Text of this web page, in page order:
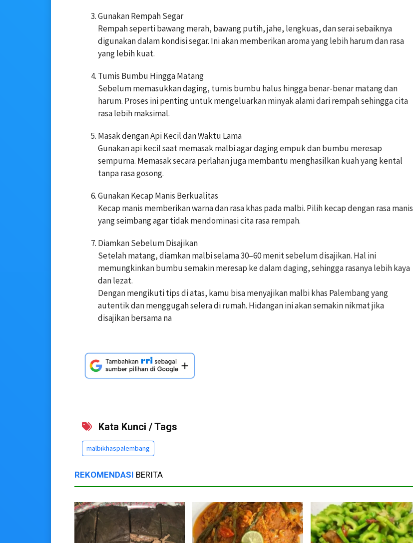
Gunakan Rempah Segar
Rempah seperti bawang merah, bawang putih, jahe, lengkuas, dan serai sebaiknya
digunakan dalam kondisi segar. Ini akan memberikan aroma yang lebih harum dan rasa
yang lebih kuat.
Tumis Bumbu Hingga Matang
Sebelum memasukkan daging, tumis bumbu halus hingga benar-benar matang dan
harum. Proses ini penting untuk mengeluarkan minyak alami dari rempah sehingga cita
rasa lebih maksimal.
Masak dengan Api Kecil dan Waktu Lama
Gunakan api kecil saat memasak malbi agar daging empuk dan bumbu meresap
sempurna. Memasak secara perlahan juga membantu menghasilkan kuah yang kental
tanpa rasa gosong.
Gunakan Kecap Manis Berkualitas
Kecap manis memberikan warna dan rasa khas pada malbi. Pilih kecap dengan rasa manis
yang seimbang agar tidak mendominasi cita rasa rempah.
Diamkan Sebelum Disajikan
Setelah matang, diamkan malbi selama 30–60 menit sebelum disajikan. Hal ini
memungkinkan bumbu semakin meresap ke dalam daging, sehingga rasanya lebih kaya
dan lezat.
Dengan mengikuti tips di atas, kamu bisa menyajikan malbi khas Palembang yang
autentik dan menggugah selera di rumah. Hidangan ini akan semakin nikmat jika
disajikan bersama na
Kata Kunci / Tags
malbikhaspalembang
REKOMENDASI BERITA